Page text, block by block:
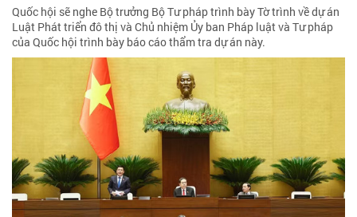
Quốc hội sẽ nghe Bộ trưởng Bộ Tư pháp trình bày Tờ trình về dự án
Luật Phát triển đô thị và Chủ nhiệm Ủy ban Pháp luật và Tư pháp
của Quốc hội trình bày báo cáo thẩm tra dự án này.